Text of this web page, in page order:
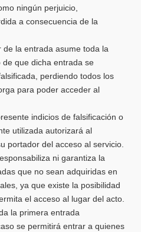
ningún perjuicio,
a consecuencia de la
de la entrada asume toda la
que dicha entrada se
perdiendo todos los
para poder acceder al
indicios de falsificación o
utilizada autorizará al
portador del acceso al servicio.
ni garantiza la
que no sean adquiridas en
ya que existe la posibilidad
el acceso al lugar del acto.
la primera entrada
se permitirá entrar a quienes